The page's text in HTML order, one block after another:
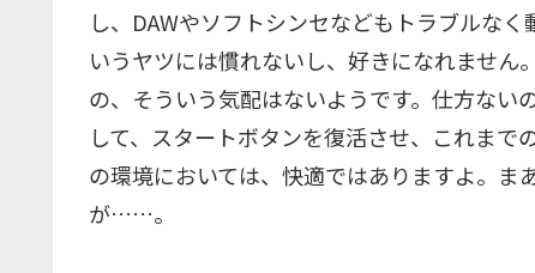
し、DAWやソフトシンセなどもトラブルな
いうヤツには慣れないし、好きになれません
の、そういう気配はないようです。仕方ないの
して、スタートボタンを復活させ、これまで
の環境においては、快適ではありますよ。
が……。